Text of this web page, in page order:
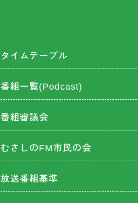
タイムテーブル
番組一覧(Podcast)
番組審議会
むさしのFM市民の会
放送番組基準